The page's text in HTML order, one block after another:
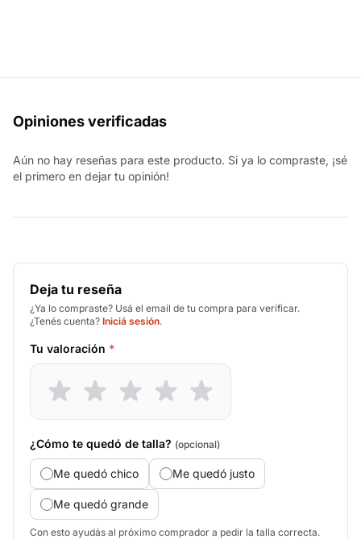
Opiniones verificadas
Aún no hay reseñas para este producto. Si ya lo compraste, ¡sé
el primero en dejar tu opinión!
Deja tu reseña
¿Ya lo compraste? Usá el email de tu compra para verificar.
¿Tenés cuenta? Iniciá sesión.
Tu valoración *
¿Cómo te quedó de talla? (opcional)
Me quedó chico Me quedó justo
Me quedó grande
Con esto ayudás al próximo comprador a pedir la talla correcta.